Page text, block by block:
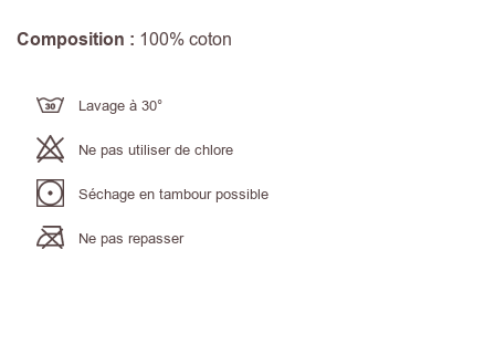
Composition : 100% coton
Lavage à 30°
Ne pas utiliser de chlore
Séchage en tambour possible
Ne pas repasser